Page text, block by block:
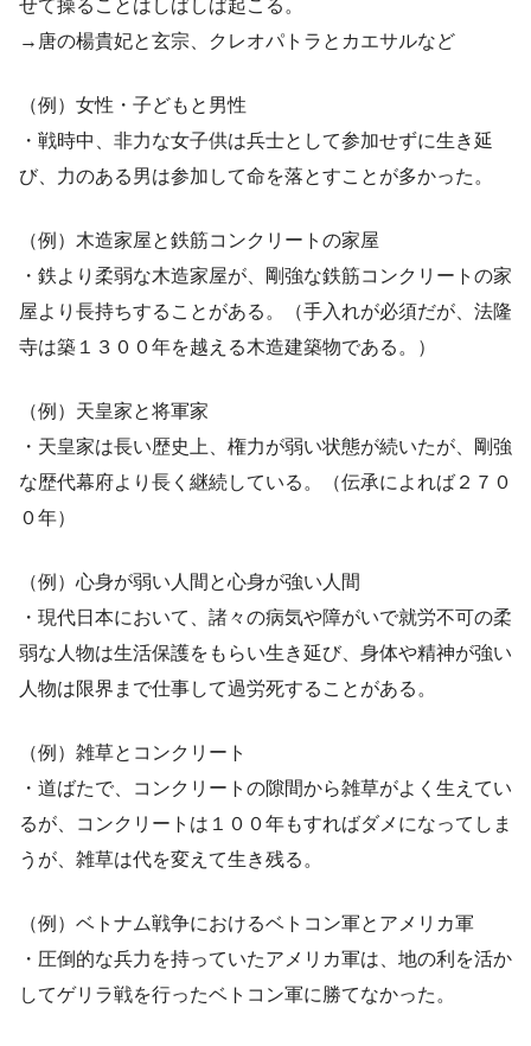
せて操ることはしばしば起こる。
→唐の楊貴妃と玄宗、クレオパトラとカエサルなど
（例）女性・子どもと男性
・戦時中、非力な女子供は兵士として参加せずに生き延
び、力のある男は参加して命を落とすことが多かった。
（例）木造家屋と鉄筋コンクリートの家屋
・鉄より柔弱な木造家屋が、剛強な鉄筋コンクリートの家
屋より長持ちすることがある。（手入れが必須だが、法隆
寺は築１３００年を越える木造建築物である。）
（例）天皇家と将軍家
・天皇家は長い歴史上、権力が弱い状態が続いたが、剛強
な歴代幕府より長く継続している。（伝承によれば２７０
０年）
（例）心身が弱い人間と心身が強い人間
・現代日本において、諸々の病気や障がいで就労不可の柔
弱な人物は生活保護をもらい生き延び、身体や精神が強い
人物は限界まで仕事して過労死することがある。
（例）雑草とコンクリート
・道ばたで、コンクリートの隙間から雑草がよく生えてい
るが、コンクリートは１００年もすればダメになってしま
うが、雑草は代を変えて生き残る。
（例）ベトナム戦争におけるベトコン軍とアメリカ軍
・圧倒的な兵力を持っていたアメリカ軍は、地の利を活か
してゲリラ戦を行ったベトコン軍に勝てなかった。